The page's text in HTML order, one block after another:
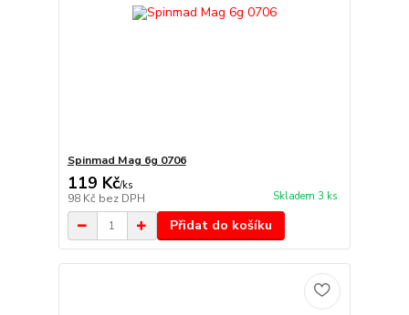
Spinmad Mag 6g 0706
119 Kč/ks
98 Kč bez DPH Skladem 3 ks
Přidat do košíku